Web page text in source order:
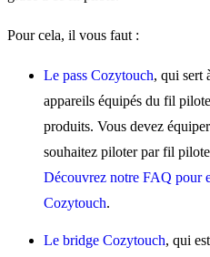
Pour cela, il vous faut :
Le pass Cozytouch, qui sert
appareils équipés du fil
produits. Vous devez
souhaitez piloter par fil
Découvrez notre FAQ pour
Cozytouch.
Le bridge Cozytouch, qui